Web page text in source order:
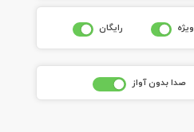
ويژه رايگان
صدا بدون آواز